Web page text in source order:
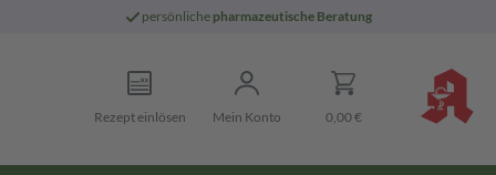
persönliche pharmazeutische Beratung
Rezept einlösen Mein Konto 0,00 €